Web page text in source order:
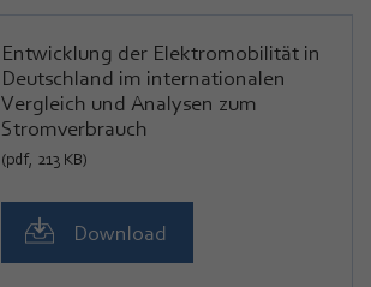
Entwicklung der Elektromobilität in
Deutschland im internationalen
Vergleich und Analysen zum
Stromverbrauch
(pdf, 213 KB)
Download